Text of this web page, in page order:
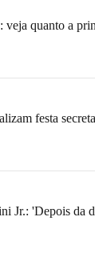
quanto a
festa
Jr.: 'Depois da